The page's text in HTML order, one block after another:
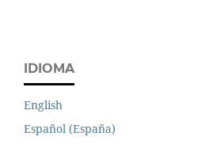
IDIOMA
English
Español (España)